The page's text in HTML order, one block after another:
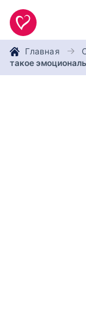
Главная
такое